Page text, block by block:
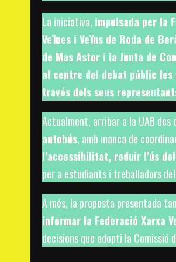
La iniciativa, impulsada per la
Veïnes i Veïns de Roda de
de Mas Astor i la Junta de
al centre del debat públic
través dels seus
Actualment, arribar a la UAB des
autobús, amb manca de
l’accessibilitat, reduir l’ús
per a estudiants i treballadors
A més, la proposta presentada
informar la Federació Xarxa
decisions que adopti la